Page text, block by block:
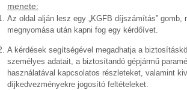
menete:
Az oldal alján lesz egy „KGFB díjszámítás” gomb,
megnyomása után kapni fog egy kérdőívet.
A kérdések segítségével megadhatja a
személyes adatait, a biztosítandó gépjármű
használatával kapcsolatos részleteket, valamint
díjkedvezményekre jogosító feltételeket.